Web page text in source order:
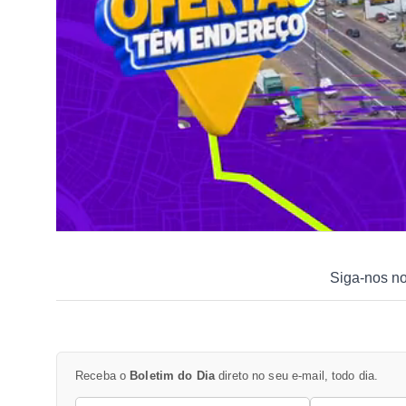
Siga-nos
Receba o Boletim do Dia direto no seu e-mail, todo dia.